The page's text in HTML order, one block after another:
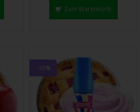
Zum Warenkorb
-10%